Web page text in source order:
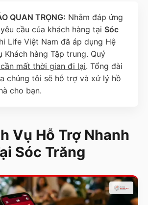
QUAN TRỌNG: Nhằm đáp ứng
cầu của khách hàng tại Sóc
Life Việt Nam đã áp dụng Hệ
Khách hàng Tập trung. Quý
mất thời gian đi lại. Tổng đài
chúng tôi sẽ hỗ trợ và xử lý hồ
cho bạn.
Vụ Hỗ Trợ Nhanh
Sóc Trăng